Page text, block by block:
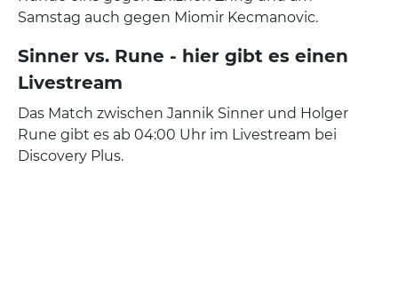
Samstag auch gegen Miomir Kecmanovic.
Sinner vs. Rune - hier gibt es einen
Livestream
Das Match zwischen Jannik Sinner und Holger
Rune gibt es ab 04:00 Uhr im Livestream bei
Discovery Plus.